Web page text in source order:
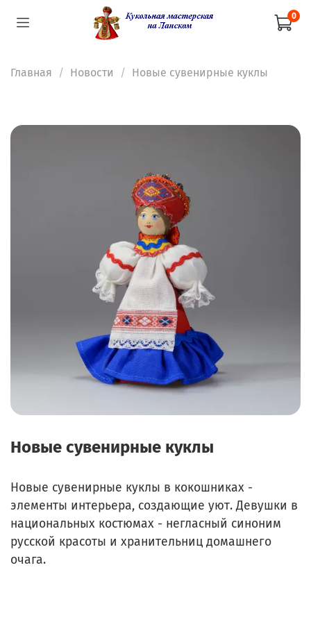
0
Главная Новости Новые сувенирные куклы
Новые сувенирные куклы
Новые сувенирные куклы в кокошниках -
элементы интерьера, создающие уют. Девушки в
национальных костюмах - негласный синоним
русской красоты и хранительниц домашнего
очага.